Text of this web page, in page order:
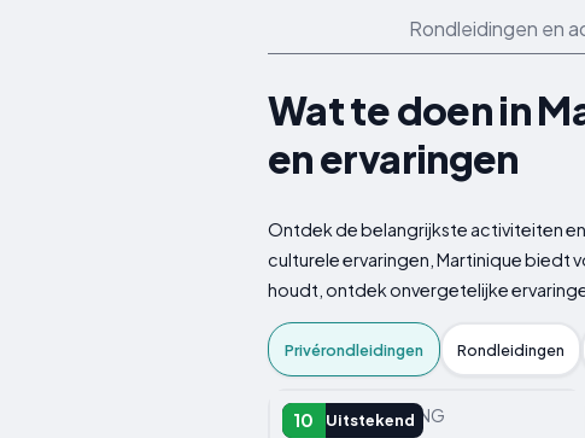
Rondleidingen en
Wat te doen in
en ervaringen
Ontdek de belangrijkste activiteiten
culturele ervaringen, Martinique biedt
houdt, ontdek onvergetelijke
Privérondleidingen Rondleidingen
10 Uitstekend
PRIVéRONDLEIDING